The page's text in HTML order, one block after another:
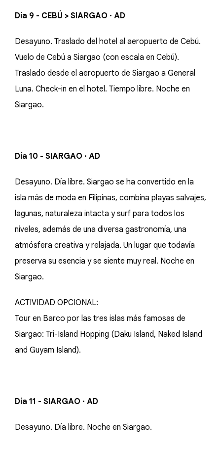
Día 9 - CEBÚ > SIARGAO · AD
Desayuno. Traslado del hotel al aeropuerto de Cebú.
Vuelo de Cebú a Siargao (con escala en Cebú).
Traslado desde el aeropuerto de Siargao a General
Luna. Check-in en el hotel. Tiempo libre. Noche en
Siargao.
Día 10 - SIARGAO · AD
Desayuno. Día libre. Siargao se ha convertido en la
isla más de moda en Filipinas, combina playas salvajes,
lagunas, naturaleza intacta y surf para todos los
niveles, además de una diversa gastronomía, una
atmósfera creativa y relajada. Un lugar que todavía
preserva su esencia y se siente muy real. Noche en
Siargao.
ACTIVIDAD OPCIONAL:
Tour en Barco por las tres islas más famosas de
Siargao: Tri-Island Hopping (Daku Island, Naked Island
and Guyam Island).
Día 11 - SIARGAO · AD
Desayuno. Día libre. Noche en Siargao.